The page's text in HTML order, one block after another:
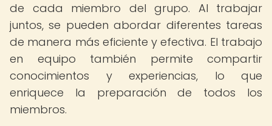
de cada miembro del grupo. Al trabajar
juntos, se pueden abordar diferentes tareas
de manera más eficiente y efectiva. El trabajo
en equipo también permite compartir
conocimientos y experiencias, lo que
enriquece la preparación de todos los
miembros.